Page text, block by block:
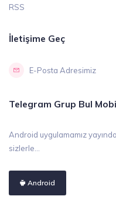
RSS
İletişime Geç
E-Posta Adresimiz
Telegram Grup Bul
Android uygulamamız
sizlerle...
Android